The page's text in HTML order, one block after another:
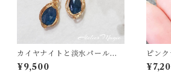
カイヤナイトと淡水パールの
ピアス（14kgf）
¥9,500
ピン
ンダン